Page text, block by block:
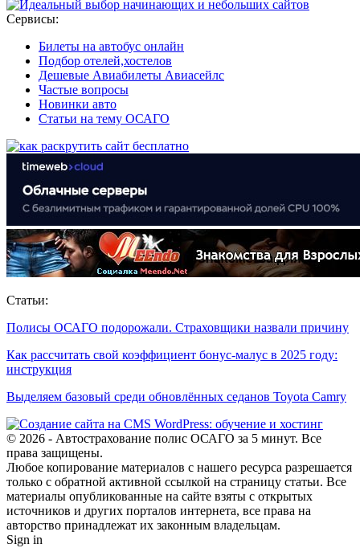
Сервисы:
Билеты на автобус онлайн
Подбор отелей,хостелов
Дешевые Авиабилеты Авиасейлс
Частые вопросы
Новинки авто
Статьи на тему ОСАГО
Статьи:
Полисы ОСАГО подорожали. Страховщики назвали причину
Как рассчитать свой коэффициент бонус-малус в 2025 году:
инструкция
Выделяем базовый среди обновлённых седанов Toyota Camry
© 2026 - Автострахование полис ОСАГО за 5 минут. Все
права защищены.
Любое копирование материалов с нашего ресурса разрешается
только с обратной активной ссылкой на страницу статьи. Все
материалы опубликованные на сайте взяты с открытых
источников и других порталов интернета, все права на
авторство принадлежат их законным владельцам.
Sign in